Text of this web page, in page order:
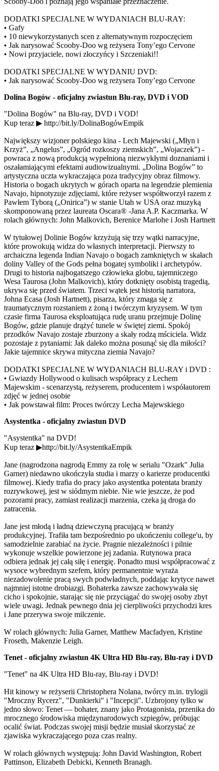
DODATKI SPECJALNE W WYDANIACH BLU-RAY:
• Gafy
• 10 niewykorzystanych scen z alternatywnym rozpoczęciem
• Jak narysować Scooby-Doo wg reżysera Tony’ego Cervone
• Nowi przyjaciele, nowi złoczyńcy i Szczeniaki!!
DODATKI SPECJALNE W WYDANIU DVD:
• Jak narysować Scooby-Doo wg reżysera Tony’ego Cervone
Dolina Bogów - oficjalny zwiastun Blu-ray, DVD i VOD
"Dolina Bogów" na Blu-ray, DVD i VOD!
Kup teraz ▶ http://bit.ly/DolinaBogówEmpik
Największy wizjoner polskiego kina - Lech Majewski („Młyn i
Krzyż”, „Angelus”, „Ogród rozkoszy ziemskich”, „Wojaczek”) -
powraca z nową produkcją wypełnioną niezwykłymi doznaniami i
oszałamiającymi efektami audiowizualnymi. „Dolina Bogów” to
artystyczna uczta wykraczająca poza tradycyjny obraz filmowy.
Historia o bogach ukrytych w górach oparta na legendzie plemienia
Navajo, hipnotyzuje zdjęciami, które reżyser współtworzył razem z
Pawłem Tyborą („Onirica”) w stanie Utah w USA oraz muzyką
skomponowaną przez laureata Oscara® -Jana A.P. Kaczmarka. W
rolach głównych: John Malkovich, Berenice Marlohe i Josh Hartnett
W tytułowej Dolinie Bogów krzyżują się trzy wątki narracyjne,
które prowokują widza do własnych interpretacji. Pierwszy to
archaiczna legenda Indian Navajo o bogach zamkniętych w skałach
doliny Valley of the Gods pełna bogatej symboliki i archetypów.
Drugi to historia najbogatszego człowieka globu, tajemniczego
Wesa Taurosa (John Malkovich), który dotknięty osobistą tragedią,
ukrywa się przed światem. Trzeci wątek jest historią narratora,
Johna Ecasa (Josh Hartnett), pisarza, który zmaga się z
traumatycznym rozstaniem z żoną i twórczym kryzysem. W tym
czasie firma Taurosa eksploatująca rudę uranu przejmuje Dolinę
Bogów, gdzie planuje drążyć tunele w świętej ziemi. Spokój
przodków Navajo zostaje zburzony a skały rodzą mściciela. Widz
pozostaje z pytaniami: Jak daleko można posunąć się dla miłości?
Jakie tajemnice skrywa mityczna ziemia Navajo?
DODATKI SPECJALNE W WYDANIACH BLU-RAY i DVD :
• Gwiazdy Hollywood o kulisach współpracy z Lechem
Majewskim - scenarzystą, reżyserem, producentem i współautorem
zdjęć w jednej osobie
• Jak powstawał film: Proces twórczy Lecha Majewskiego
Asystentka - oficjalny zwiastun DVD
"Asystentka" na DVD!
Kup teraz ▶http://bit.ly/AsystentkaEmpik
Jane (nagrodzona nagrodą Emmy za rolę w serialu "Ozark" Julia
Garner) niedawno ukończyła studia i marzy o karierze producentki
filmowej. Kiedy trafia do pracy jako asystentka potentata branży
rozrywkowej, jest w siódmym niebie. Nie wie jeszcze, że pod
pozorami pracy, zamiast realizacji marzenia, czeka ją droga do
zatracenia.
Jane jest młodą i ładną dziewczyną pracującą w branży
produkcyjnej. Trafiła tam bezpośrednio po ukończeniu college'u, by
samodzielnie zarabiać na życie. Pragnie niezależności i pilnie
wykonuje wszelkie powierzone jej zadania. Rutynowa praca
odbiera jednak jej całą siłę i energię. Ponadto musi współpracować z
wysoce wybrednym szefem, który permanentnie wyraża
niezadowolenie pracą swych podwładnych, poddając krytyce nawet
najmniej istotne drobiazgi. Bohaterka zawsze zachowywała się
cicho i spokojnie, starając się nie przyciągać do swojej osoby zbyt
wiele uwagi. Jednak pewnego dnia jej cierpliwości przychodzi kres
i Jane przerywa swoje milczenie.
W rolach głównych: Julia Garner, Matthew Macfadyen, Kristine
Froseth, Makenzie Leigh.
Tenet - oficjalny zwiastun 4K Ultra HD Blu-ray, Blu-ray i DVD
"Tenet" na 4K Ultra HD Blu-ray, Blu-ray i DVD!
Hit kinowy w reżyserii Christophera Nolana, twórcy m.in. trylogii
"Mroczny Rycerz", "Dunkierki" i "Incepcji". Uzbrojony tylko w
jedno słowo: Tenet — bohater, znany jako Protagonista, przenika do
mrocznego środowiska międzynarodowych szpiegów, próbując
ocalić świat. Podczas swojej misji będzie musiał skorzystać ze
zjawiska wykraczającego poza czas realny.
W rolach głównych występują: John David Washington, Robert
Pattinson, Elizabeth Debicki, Kenneth Branagh.